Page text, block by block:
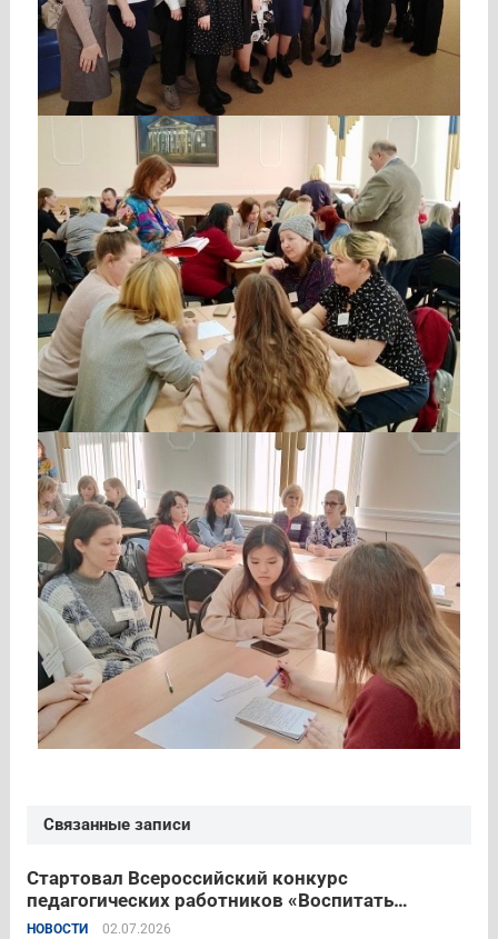
Связанные записи
Стартовал Всероссийский конкурс
педагогических работников «Воспитать
человека – 2026»
НОВОСТИ 02.07.2026